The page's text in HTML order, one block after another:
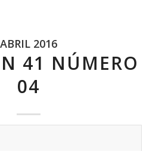
ABRIL 2016
41 NÚMERO
04